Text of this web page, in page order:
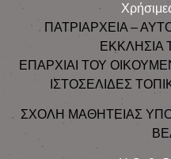
ΠΑΤΡΙΑΡΧΕΙΑ –
ΕΚΚΛΗΣΙΑ
ΕΠΑΡΧΙΑΙ ΤΟΥ
ΙΣΤΟΣΕΛΙΔΕΣ
ΣΧΟΛΗ ΜΑΘΗΤΕΙΑΣ